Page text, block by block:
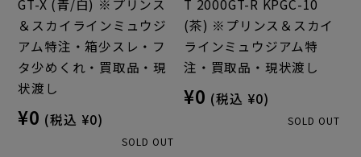
GT-X (青/白) ※プリンス
＆スカイラインミュウジ
アム特注・箱少スレ・フ
タ少めくれ・買取品・現
状渡し
¥0 (税込 ¥0)
SOLD OUT
T 2000GT-R KPGC-10
(茶) ※プリンス＆スカイ
ラインミュウジアム特
注・買取品・現状渡し
¥0 (税込 ¥0)
SOLD OUT